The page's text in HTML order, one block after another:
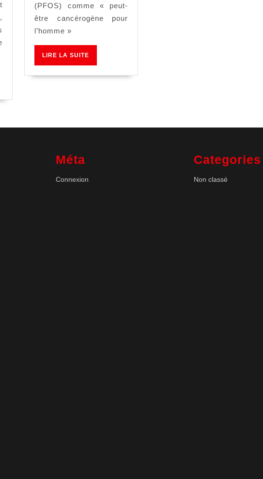
(PFOS) comme « peut-
être cancérogène pour
l’homme »
LIRE LA SUITE
Méta
Connexion
Categories
Non classé